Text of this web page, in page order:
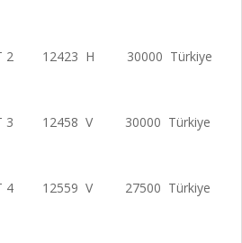
2 12423 H 30000 Türkiye
3 12458 V 30000 Türkiye
4 12559 V 27500 Türkiye